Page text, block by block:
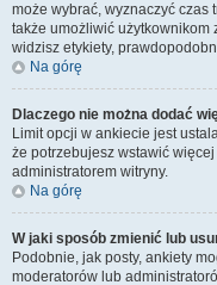
może wybrać, wyznaczyć czas
także umożliwić użytkownikom
widzisz etykiety,
Na górę
Dlaczego nie można dodać
Limit opcji w ankiecie jest
że potrzebujesz wstawić
administratorem witryny.
Na górę
W jaki sposób zmienić lub
Podobnie, jak posty, ankiety
moderatorów lub